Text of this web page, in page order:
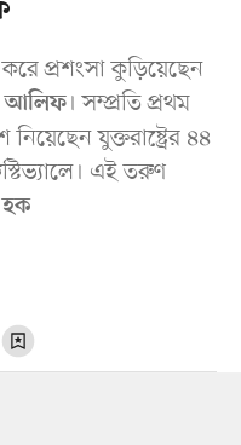
প্রশংসা কুড়িয়েছেন
আলিফ। সম্প্রতি প্রথম
যুক্তরাষ্ট্রের ৪৪
এই তরুণ